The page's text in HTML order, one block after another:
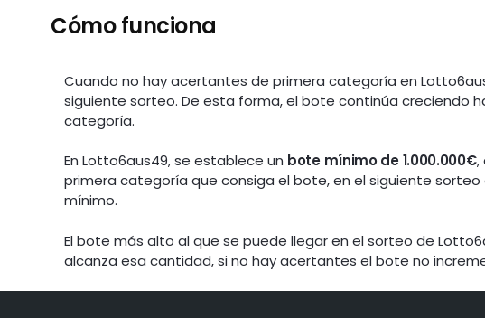
Cómo funciona
Cuando no hay acertantes de primera categoría en
siguiente sorteo. De esta forma, el bote continúa creciendo
categoría.
En Lotto6aus49, se establece un bote mínimo de 1.000.000€,
primera categoría que consiga el bote, en el siguiente
mínimo.
El bote más alto al que se puede llegar en el sorteo de
alcanza esa cantidad, si no hay acertantes el bote no